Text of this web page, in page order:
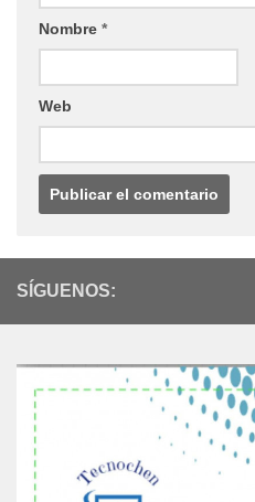
Nombre *
Web
SÍGUENOS: